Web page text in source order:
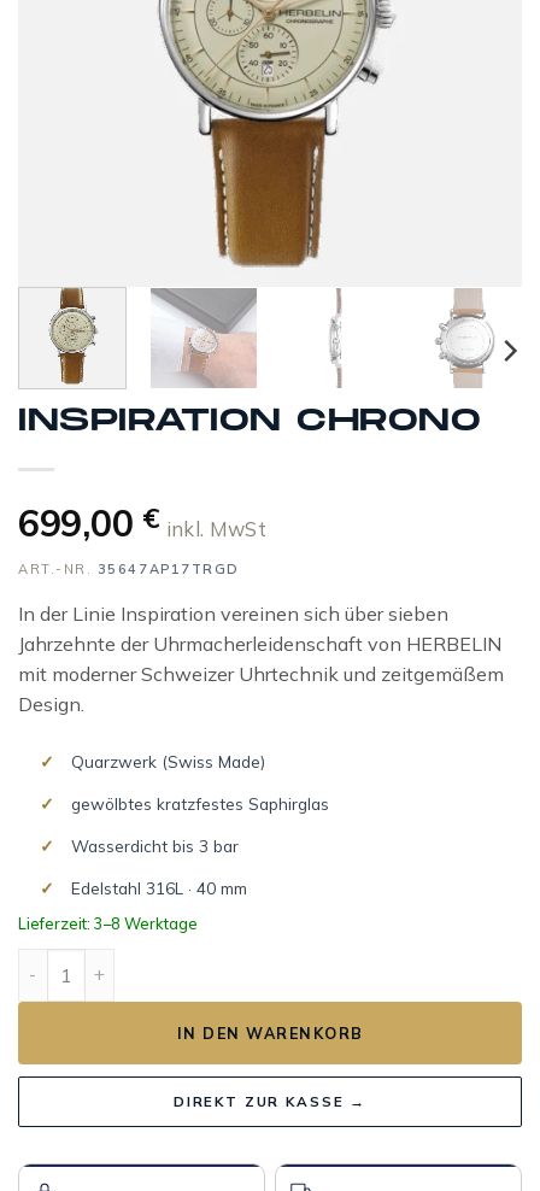
INSPIRATION CHRONO
699,00 € inkl. MwSt
ART.-NR. 35647AP17TRGD
In der Linie Inspiration vereinen sich über sieben
Jahrzehnte der Uhrmacherleidenschaft von HERBELIN
mit moderner Schweizer Uhrtechnik und zeitgemäßem
Design.
Quarzwerk (Swiss Made)
gewölbtes kratzfestes Saphirglas
Wasserdicht bis 3 bar
Edelstahl 316L · 40 mm
Lieferzeit: 3–8 Werktage
IN DEN WARENKORB
DIREKT ZUR KASSE →